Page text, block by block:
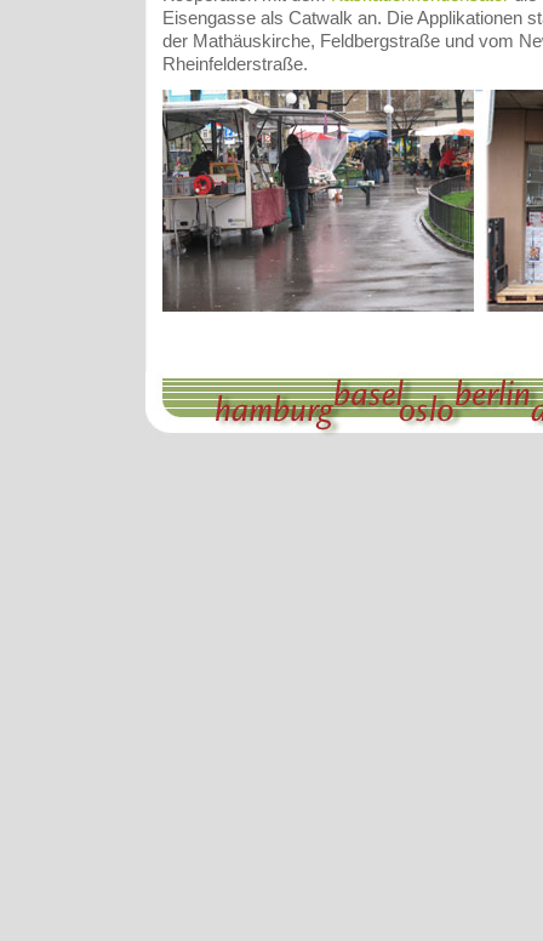
Eisengasse als Catwalk an. Die Applikationen
der Mathäuskirche, Feldbergstraße und vom
Rheinfelderstraße.